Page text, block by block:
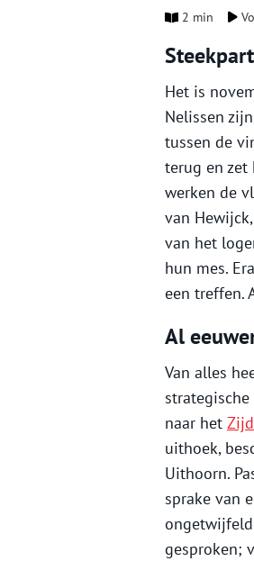
2 min
Het is
Nelissen
tussen de
terug en zet
werken de
van
van het
hun mes.
een treffen.
Al
Van alles
naar het
uithoek,
Uithoorn.
sprake van
ongetwijfeld
gesproken;